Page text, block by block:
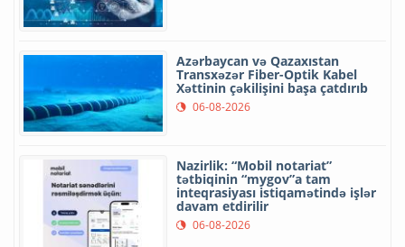
Azərbaycan və Qazaxıstan
Transxəzər Fiber-Optik Kabel
Xəttinin çəkilişini başa çatdırıb
06-08-2026
Nazirlik: “Mobil notariat”
tətbiqinin “mygov”a tam
inteqrasiyası istiqamətində işlər
davam etdirilir
06-08-2026